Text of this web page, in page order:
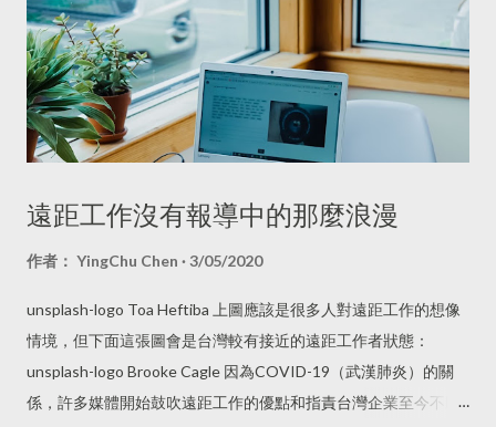
遠距工作沒有報導中的那麼浪漫
作者： YingChu Chen 3/05/2020
unsplash-logo Toa Heftiba 上圖應該是很多人對遠距工作的想像
情境，但下面這張圖會是台灣較有接近的遠距工作者狀態：
unsplash-logo Brooke Cagle 因為COVID-19（武漢肺炎）的關
係，許多媒體開始鼓吹遠距工作的優點和指責台灣企業至今不願